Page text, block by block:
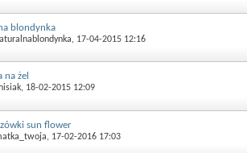
blondynka
, 17-04-2015 12:16
na żel
, 18-02-2015 12:09
sun flower
, 17-02-2016 17:03